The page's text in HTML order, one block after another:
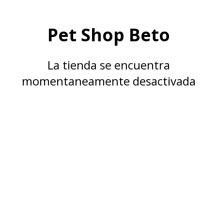
Pet Shop Beto
La tienda se encuentra
momentaneamente desactivada